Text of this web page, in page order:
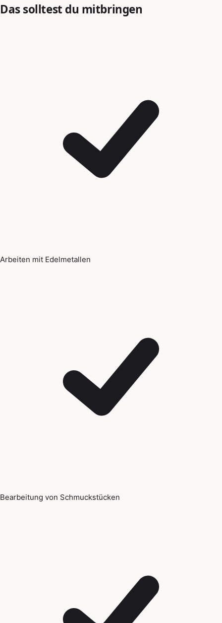
Das solltest du mitbringen
Arbeiten mit Edelmetallen
Bearbeitung von Schmuckstücken